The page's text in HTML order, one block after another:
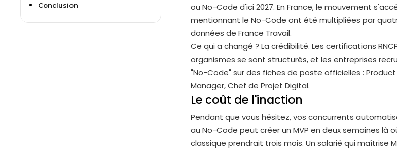
Conclusion
ou No-Code d'ici 2027. En France, le mouvement
mentionnant le No-Code ont été multipliées par
données de France Travail.
Ce qui a changé ? La crédibilité. Les certifications
organismes se sont structurés, et les entreprises
"No-Code" sur des fiches de poste officielles :
Manager, Chef de Projet Digital.
Le coût de l'inaction
Pendant que vous hésitez, vos concurrents
au No-Code peut créer un MVP en deux semaines là
classique prendrait trois mois. Un salarié qui maîtrise